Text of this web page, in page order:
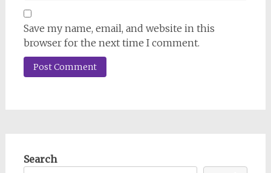
Save my name, email, and website in this
browser for the next time I comment.
Search